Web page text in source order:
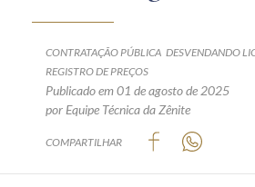
Site da Zênite
Termos de uso
Política de
CONTRATAÇÃO PÚBLICA DESVENDANDO
REGISTRO DE PREÇOS
Publicado em 01 de agosto de 2025
por Equipe Técnica da Zênite
COMPARTILHAR